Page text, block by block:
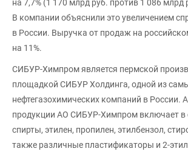
на 7,7% (1 170 млрд руб. против 1 086 млрд
В компании объяснили это увеличением
в России. Выручка от продаж на
на 11%.
СИБУР-Химпром является пермской
площадкой СИБУР Холдинга, одной из
нефтегазохимических компаний в России.
продукции АО СИБУР-Химпром включает в
спирты, этилен, пропилен, этилбензол,
также различные пластификаторы и 2-